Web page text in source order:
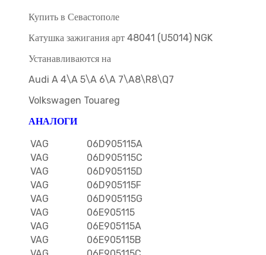
Купить в Севастополе
Катушка зажигания арт 48041 (U5014) NGK
Устанавливаются на
Audi A 4\A 5\A 6\A 7\A8\R8\Q7
Volkswagen Touareg
АНАЛОГИ
VAG
06D905115A
VAG
06D905115C
VAG
06D905115D
VAG
06D905115F
VAG
06D905115G
VAG
06E905115
VAG
06E905115A
VAG
06E905115B